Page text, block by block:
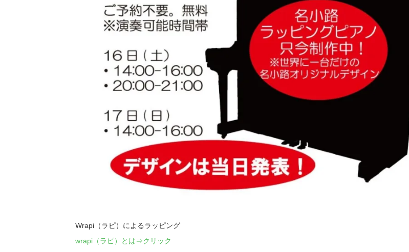
Wrapi（ラピ）によるラッピング
wrapi（ラピ）とは⇒クリック